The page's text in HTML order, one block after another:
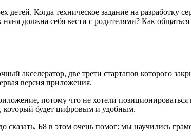
Когда техническое задание на разработку
должна себя вести с родителями? Как
акселератор, две трети стартапов которого
версия приложения.
потому что не хотели
который будет цифровым и удобным.
сказать, Б8 в этом очень помог: мы научились